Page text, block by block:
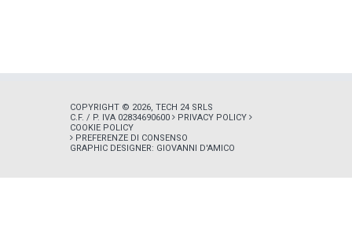
COPYRIGHT © 2026, TECH 24 SRLS
C.F. / P. IVA 02834690600
PRIVACY POLICY
COOKIE POLICY
PREFERENZE DI CONSENSO
GRAPHIC DESIGNER: GIOVANNI D'AMICO